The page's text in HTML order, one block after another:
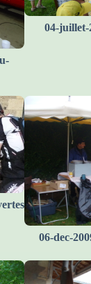
04-juillet-
06-dec-